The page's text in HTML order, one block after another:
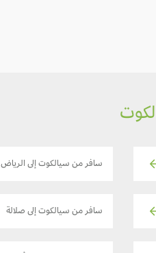
سافر من سيالكوت إلى الرياض
سافر من سيالكوت إلى صلالة